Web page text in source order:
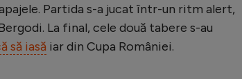
Partida s-a jucat într-un ritm alert,
La final, cele două tabere s-au
să iasă iar din Cupa României.